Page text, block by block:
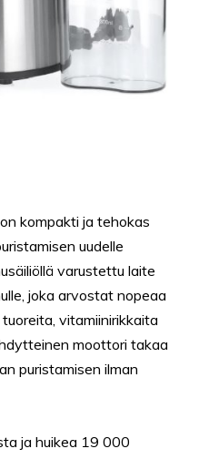
kompakti ja tehokas
uudelle
varustettu laite
joka arvostat nopeaa
vitamiinirikkaita
moottori takaa
puristamisen ilman
ja huikea 19 000